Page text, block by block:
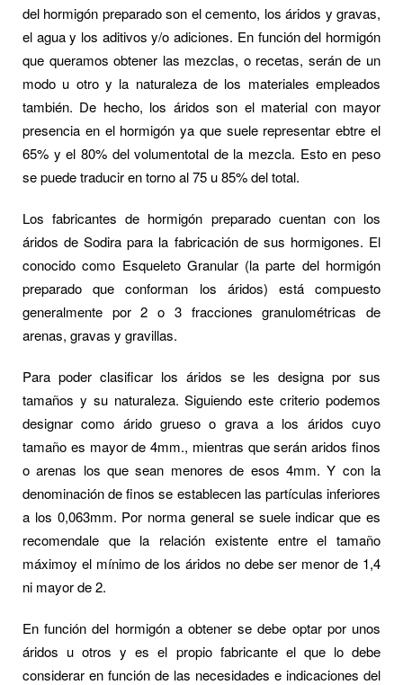
del hormigón preparado son el cemento, los áridos y gravas,
el agua y los aditivos y/o adiciones. En función del hormigón
que queramos obtener las mezclas, o recetas, serán de un
modo u otro y la naturaleza de los materiales empleados
también. De hecho, los áridos son el material con mayor
presencia en el hormigón ya que suele representar ebtre el
65% y el 80% del volumentotal de la mezcla. Esto en peso
se puede traducir en torno al 75 u 85% del total.
Los fabricantes de hormigón preparado cuentan con los
áridos de Sodira para la fabricación de sus hormigones. El
conocido como Esqueleto Granular (la parte del hormigón
preparado que conforman los áridos) está compuesto
generalmente por 2 o 3 fracciones granulométricas de
arenas, gravas y gravillas.
Para poder clasificar los áridos se les designa por sus
tamaños y su naturaleza. Siguiendo este criterio podemos
designar como árido grueso o grava a los áridos cuyo
tamaño es mayor de 4mm., mientras que serán aridos finos
o arenas los que sean menores de esos 4mm. Y con la
denominación de finos se establecen las partículas inferiores
a los 0,063mm. Por norma general se suele indicar que es
recomendale que la relación existente entre el tamaño
máximoy el mínimo de los áridos no debe ser menor de 1,4
ni mayor de 2.
En función del hormigón a obtener se debe optar por unos
áridos u otros y es el propio fabricante el que lo debe
considerar en función de las necesidades e indicaciones del